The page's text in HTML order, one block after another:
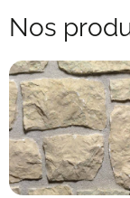
Nos